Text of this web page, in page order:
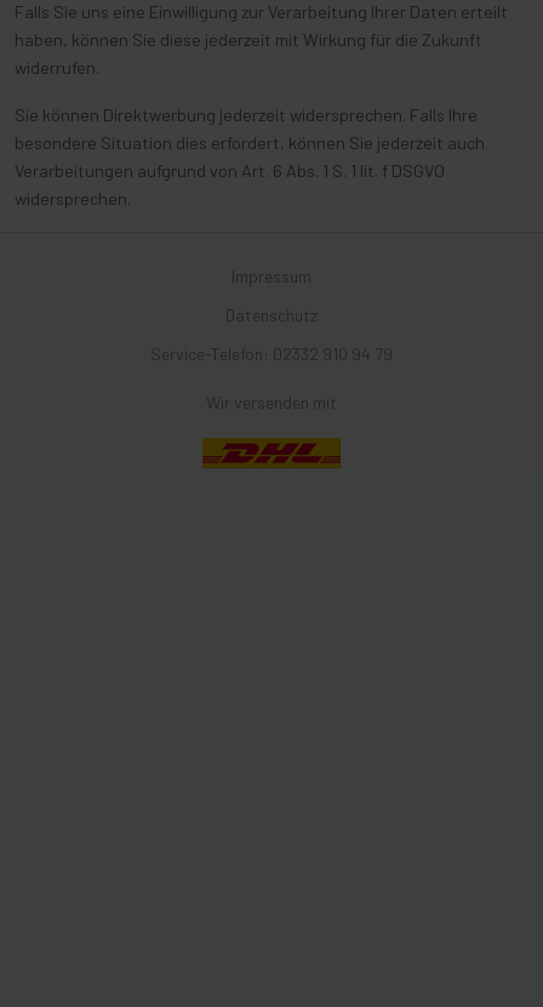
Falls Sie uns eine Einwilligung zur Verarbeitung Ihrer Daten erteilt
haben, können Sie diese jederzeit mit Wirkung für die Zukunft
widerrufen.
Sie können Direktwerbung jederzeit widersprechen. Falls Ihre
besondere Situation dies erfordert, können Sie jederzeit auch
Verarbeitungen aufgrund von Art. 6 Abs. 1 S. 1 lit. f DSGVO
widersprechen.
Impressum
Datenschutz
Service-Telefon: 02332 910 94 79
Wir versenden mit